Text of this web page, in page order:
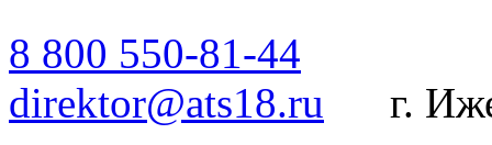
8 800 550-81-44
direktor@ats18.ru г.